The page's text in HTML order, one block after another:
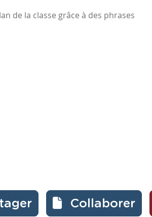
de la classe grâce à des phrases
Collaborer